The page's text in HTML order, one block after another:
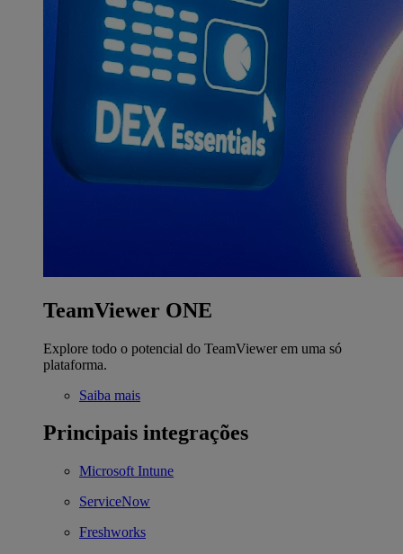
TeamViewer ONE
Explore todo o potencial do TeamViewer em uma só
plataforma.
Saiba mais
Principais integrações
Microsoft Intune
ServiceNow
Freshworks